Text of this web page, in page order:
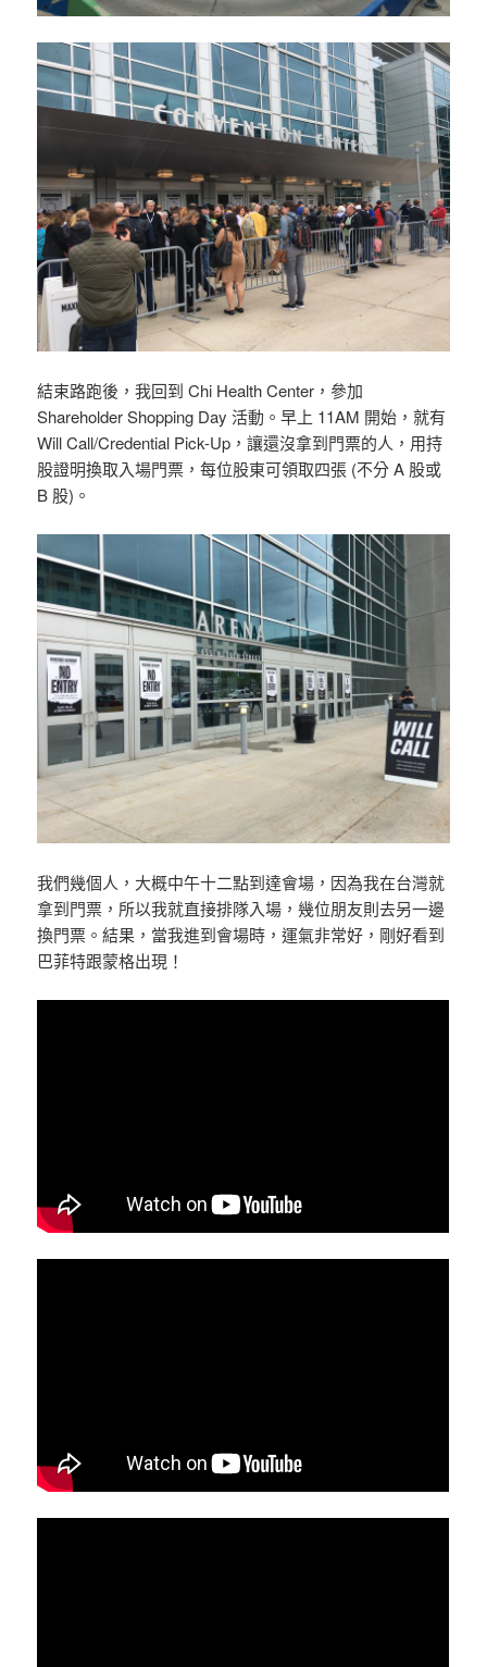
結束路跑後，我回到 Chi Health Center，參加
Shareholder Shopping Day 活動。早上 11AM 開始，就有
Will Call/Credential Pick-Up，讓還沒拿到門票的人，用持
股證明換取入場門票，每位股東可領取四張 (不分 A 股或
B 股)。
我們幾個人，大概中午十二點到達會場，因為我在台灣就
拿到門票，所以我就直接排隊入場，幾位朋友則去另一邊
換門票。結果，當我進到會場時，運氣非常好，剛好看到
巴菲特跟蒙格出現！